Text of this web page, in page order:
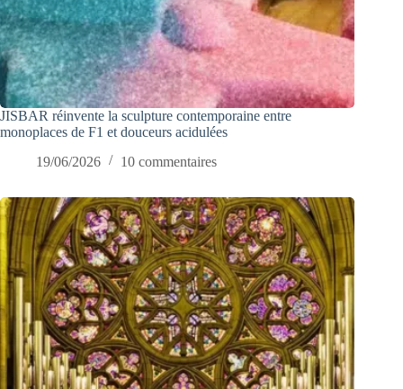
JISBAR réinvente la sculpture contemporaine entre
monoplaces de F1 et douceurs acidulées
19/06/2026
10 commentaires